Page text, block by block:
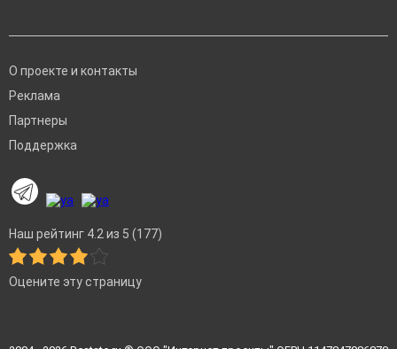
О проекте и контакты
Реклама
Партнеры
Поддержка
Наш рейтинг 4.2 из 5 (177)
Оцените эту страницу